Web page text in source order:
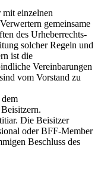
einzelnen
gemeinsame
des Urheberrechts-
solcher Regeln und
ist die
Vereinbarungen
vom Vorstand zu
Die Beisitzer
oder BFF-Member
Beschluss des